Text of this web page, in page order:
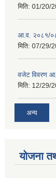
मिति: 01/20/
आ.व. २०८१/
मिति: 07/29/
वजेट विवरण
मिति: 12/29/
अन्य
योजना